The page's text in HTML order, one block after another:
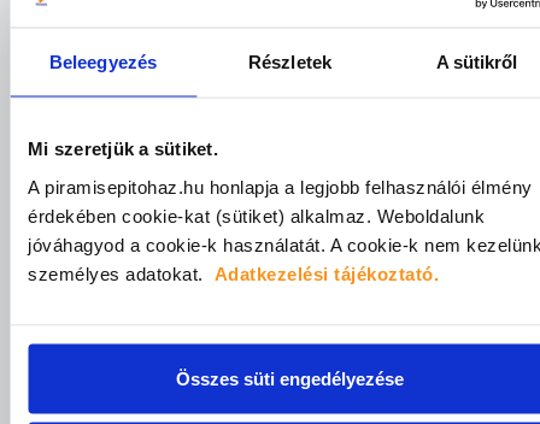
Beleegyezés Részletek A sütikről
Mi szeretjük a sütiket.
A piramisepitohaz.hu honlapja a legjobb felhasználói élmény
érdekében cookie-kat (sütiket) alkalmaz. Weboldalunk
jóváhagyod a cookie-k használatát. A cookie-k nem
személyes adatokat. Adatkezelési tájékoztató.
Összes süti engedélyezése
• Godó Alice,dekorfestő
🎯 Hasznos tippek, amik azonnal alkalmazhatók a
14:10 – 15:00
Felsővezetői kerekasztal-
beszélgetés
Moderátor: Juhász Attila
Mapei Kft.